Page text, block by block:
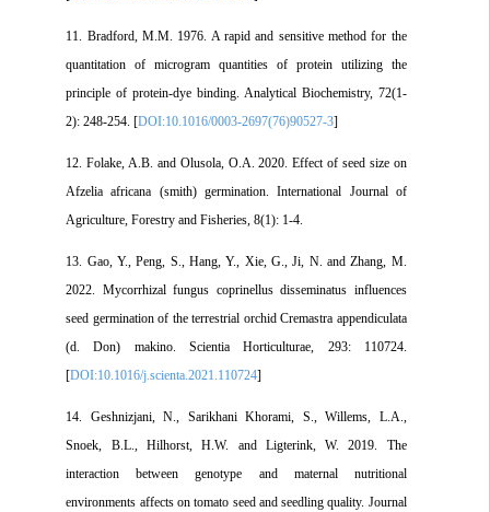
11. Bradford, M.M. 1976. A rapid and sensitive method for the
quantitation of microgram quantities of protein utilizing the
principle of protein-dye binding. Analytical Biochemistry, 72(1-
2): 248-254. [DOI:10.1016/0003-2697(76)90527-3
12. Folake, A.B. and Olusola, O.A. 2020. Effect of seed size on
Afzelia africana (smith) germination. International Journal of
Agriculture, Forestry and Fisheries, 8(1): 1-4.
13. Gao, Y., Peng, S., Hang, Y., Xie, G., Ji, N. and Zhang, M.
2022. Mycorrhizal fungus coprinellus disseminatus influences
seed germination of the terrestrial orchid Cremastra appendiculata
(d. Don) makino. Scientia Horticulturae, 293: 110724.
[DOI:10.1016/j.scienta.2021.110724
14. Geshnizjani, N., Sarikhani Khorami, S., Willems, L.A.,
Snoek, B.L., Hilhorst, H.W. and Ligterink, W. 2019. The
interaction between genotype and maternal nutritional
environments affects on tomato seed and seedling quality. Journal